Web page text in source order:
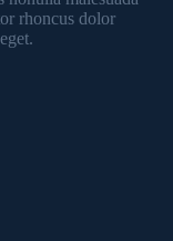
rhoncus dolor